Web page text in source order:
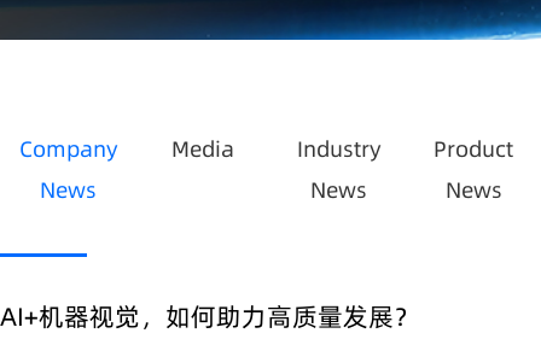
Company
News
Media
Industry
News
Product
News
AI+机器视觉，如何助力高质量发展？